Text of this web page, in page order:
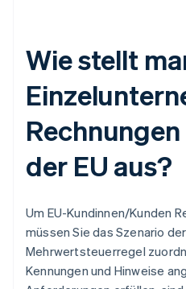
Wie stellt
der EU aus?
Um EU-Kundinnen/Kunden
müssen Sie das Szenario
Mehrwertsteuerregel
Kennungen und Hinweise